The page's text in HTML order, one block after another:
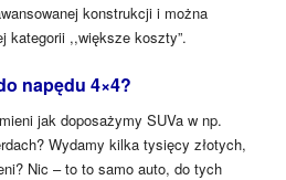
konstrukcji i można
kategorii ,,większe koszty”.
napędu 4×4?
jak doposażymy SUVa w np.
Wydamy kilka tysięcy złotych,
Nic – to to samo auto, do tych